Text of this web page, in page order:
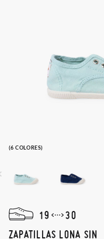
(6 COLORES)
19
30
ZAPATILLAS LONA SIN